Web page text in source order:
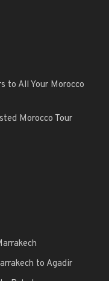
to All Your Morocco
Morocco Tour
to Agadir